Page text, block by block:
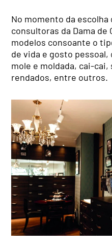
No momento da
consultoras da Dama
modelos consoante o
de vida e gosto
mole e moldada, cai-cai,
rendados, entre outros.